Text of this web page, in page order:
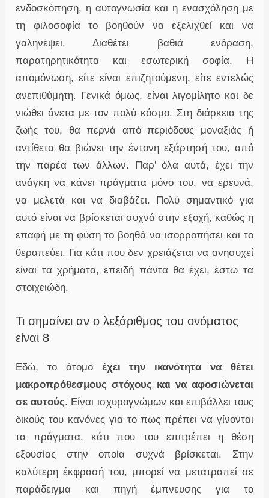
ενδοσκόπηση, η αυτογνωσία και η ενασχόληση με
τη φιλοσοφία το βοηθούν να εξελιχθεί και να
γαληνέψει. Διαθέτει βαθιά ενόραση,
παρατηρητικότητα και εσωτερική σοφία. Η
απομόνωση, είτε είναι επιζητούμενη, είτε εντελώς
ανεπιθύμητη. Γενικά όμως, είναι λιγομίλητο και δε
νιώθει άνετα με τον πολύ κόσμο. Στη διάρκεια της
ζωής του, θα περνά από περιόδους μοναξιάς ή
αντίθετα θα βιώνει την έντονη εξάρτησή του, από
την παρέα των άλλων. Παρ’ όλα αυτά, έχει την
ανάγκη να κάνει πράγματα μόνο του, να ερευνά,
να μελετά και να διαβάζει. Πολύ σημαντικό για
αυτό είναι να βρίσκεται συχνά στην εξοχή, καθώς η
επαφή με τη φύση το βοηθά να ισορροπήσει και το
θεραπεύει. Για κάτι που δεν χρειάζεται να ανησυχεί
είναι τα χρήματα, επειδή πάντα θα έχει, έστω τα
στοιχειώδη.
Τι σημαίνει αν ο λεξάριθμος του ονόματος
είναι 8
Εδώ, το άτομο έχει την ικανότητα να θέτει
μακροπρόθεσμους στόχους και να αφοσιώνεται
σε αυτούς. Είναι ισχυρογνώμων και επιβάλλει τους
δικούς του κανόνες για το πως πρέπει να γίνονται
τα πράγματα, κάτι που του επιτρέπει η θέση
εξουσίας στην οποία συχνά βρίσκεται. Στην
καλύτερη έκφρασή του, μπορεί να μετατραπεί σε
παράδειγμα και πηγή έμπνευσης για το